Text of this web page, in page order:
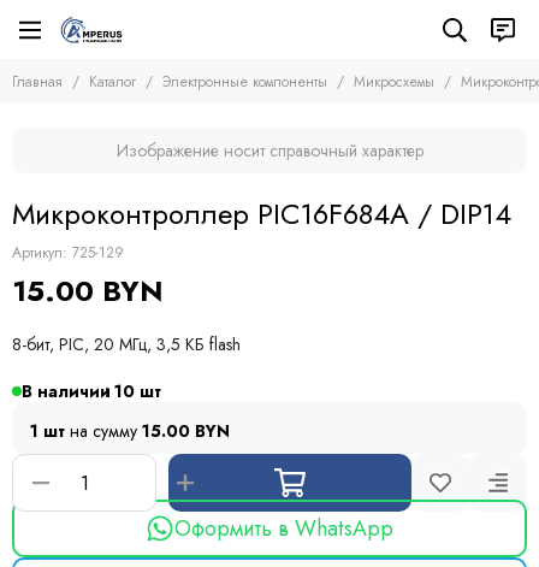
Электронные компоненты
Микросхемы
Микроконтроллеры
Другие микросхемы
Стабилизаторы
Транзисторы
Тиристоры и симисторы
Модули
Резисторы
Предохранители
Кварцевые резонаторы
Дроссели
Устройства защиты
Главная Каталог Электронные компоненты Микросхемы
Изображение носит справочный характер
Микроконтроллер PIC16F684A / DIP14
Артикул: 725-129
15.00 BYN
8-бит, PIC, 20 МГц, 3,5 КБ flash
В наличии 10
1 шт на сумму 15.00 BYN
Оформить в WhatsApp